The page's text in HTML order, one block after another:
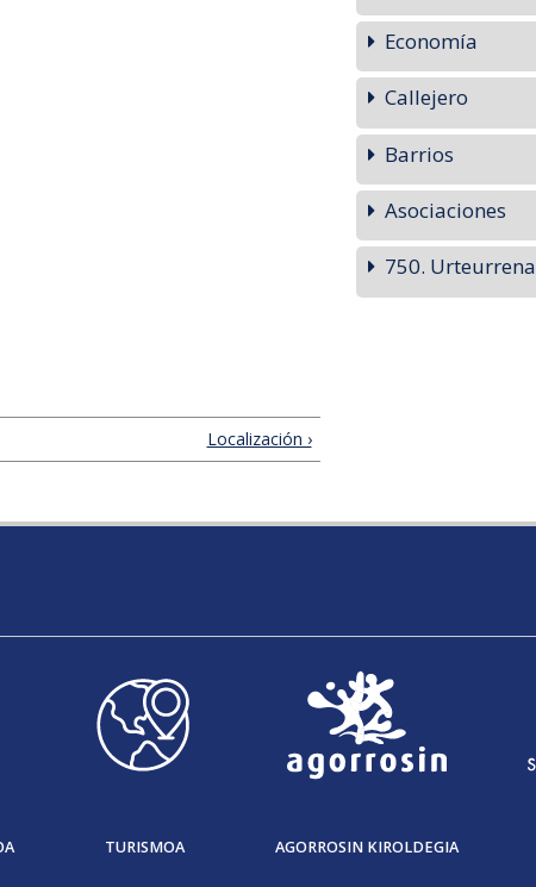
Localización ›
Economía
Callejero
Barrios
Asociaciones
750. Urteurrena
TURISMOA AGORROSIN KIROLDEGIA